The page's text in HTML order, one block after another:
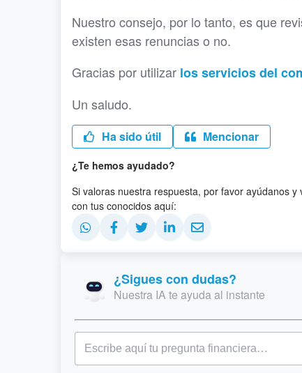
Nuestro consejo, por lo tanto, es que
existen esas renuncias o no.
Gracias por utilizar los servicios del
Un saludo.
Ha sido útil Mencionar
¿Te hemos ayudado?
Si valoras nuestra respuesta, por favor ayúdanos
con tus conocidos aquí:
¿Sigues con dudas?
Nuestra IA te ayuda al instante